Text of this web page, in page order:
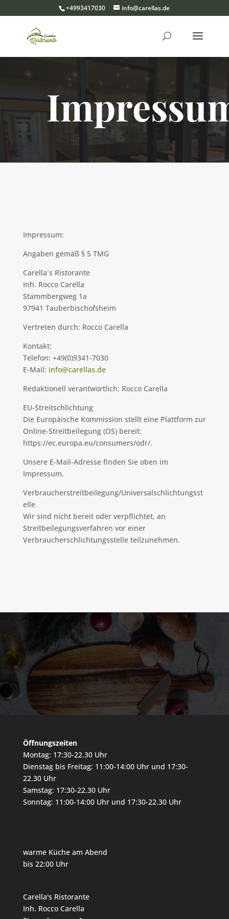
+4993417030 info@carellas.de
Impressum:
Angaben gemäß § 5 TMG
Carella´s Ristorante
Inh. Rocco Carella
Stammbergweg 1a
97941 Tauberbischofsheim
Vertreten durch: Rocco Carella
Kontakt:
Telefon: +49(0)9341-7030
E-Mail: info@carellas.de
Redaktionell verantwortlich: Rocco Carella
EU-Streitschlichtung
Die Europäische Kommission stellt eine Plattform zur
Online-Streitbeilegung (OS) bereit:
https://ec.europa.eu/consumers/odr/.
Unsere E-Mail-Adresse finden Sie oben im
Impressum.
Verbraucherstreitbeilegung/Universalschlichtungsst
elle
Wir sind nicht bereit oder verpflichtet, an
Streitbeilegungsverfahren vor einer
Verbraucherschlichtungsstelle teilzunehmen.
Öffnungszeiten
Montag: 17:30-22.30 Uhr
Dienstag bis Freitag: 11:00-14:00 Uhr und 17:30-
22.30 Uhr
Samstag: 17:30-22.30 Uhr
Sonntag: 11:00-14:00 Uhr und 17:30-22.30 Uhr
warme Küche am Abend
bis 22:00 Uhr
Carella's Ristorante
Inh. Rocco Carella